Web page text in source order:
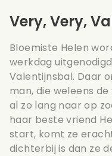
Very, Very,
Bloemiste Helen
werkdag
Valentijnsbal. Daar
man, die weleens
al zo lang naar op
haar beste vriend
start, komt ze
dichterbij is dan ze